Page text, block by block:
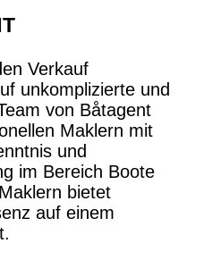
Verkauf
unkomplizierte und
von Båtagent
Maklern mit
und
im Bereich Boote
bietet
auf einem